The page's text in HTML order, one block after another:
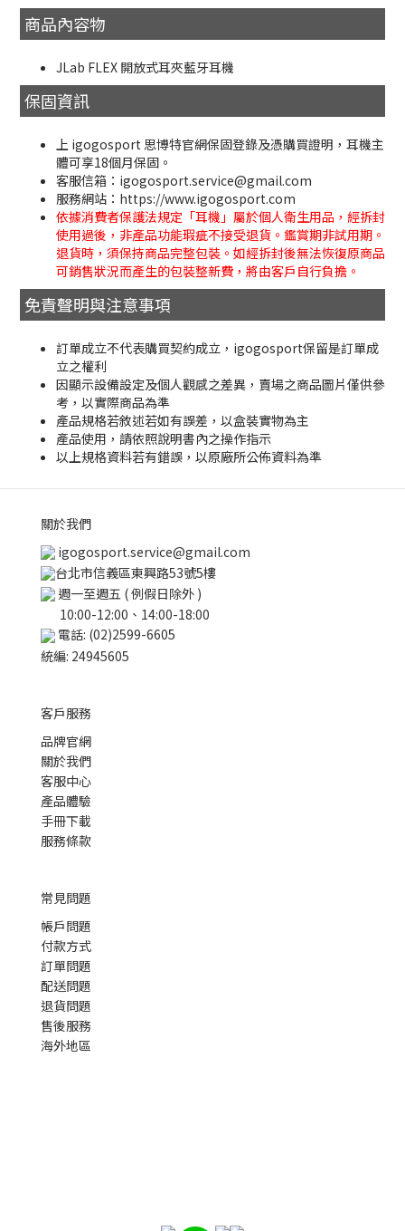
商品內容物
JLab FLEX 開放式耳夾藍牙耳機
保固資訊
上 igogosport 思博特官網保固登錄及憑購買證明，耳機主
體可享18個月保固。
客服信箱：igogosport.service@gmail.com
服務網站：https://www.igogosport.com
依據消費者保護法規定「耳機」屬於個人衛生用品，經拆封
使用過後，非產品功能瑕疵不接受退貨。鑑賞期非試用期。
退貨時，須保持商品完整包裝。如經拆封後無法恢復原商品
可銷售狀況而產生的包裝整新費，將由客戶自行負擔。
免責聲明與注意事項
訂單成立不代表購買契約成立，igogosport保留是訂單成
立之權利
因顯示設備設定及個人觀感之差異，賣場之商品圖片僅供參
考，以實際商品為準
產品規格若敘述若如有誤差，以盒裝實物為主
產品使用，請依照說明書內之操作指示
以上規格資料若有錯誤，以原廠所公佈資料為準
關於我們
igogosport.service@gmail.com
台北市信義區東興路53號5樓
週一至週五 ( 例假日除外 )
10:00-12:00、14:00-18:00
電話: (02)2599-6605
統編: 24945605
客戶服務
品牌官網
關於我們
客服中心
產品體驗
手冊下載
服務條款
常見問題
帳戶問題
付款方式
訂單問題
配送問題
退貨問題
售後服務
海外地區